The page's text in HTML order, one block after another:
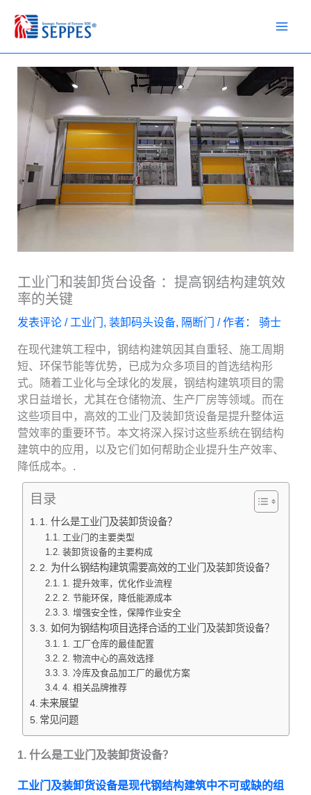
容
工业门和装卸货台设备 ：提高钢结构建筑效
率的关键
发表评论 / 工业门 , 装卸码头设备, 隔断门 / 作者： 骑士
在现代建筑工程中，钢结构建筑因其自重轻、施工周期
短、环保节能等优势，已成为众多项目的首选结构形
式。随着工业化与全球化的发展，钢结构建筑项目的需
求日益增长，尤其在仓储物流、生产厂房等领域。而在
这些项目中，高效的工业门及装卸货设备是提升整体运
营效率的重要环节。本文将深入探讨这些系统在钢结构
建筑中的应用，以及它们如何帮助企业提升生产效率、
降低成本。.
目录
1. 什么是工业门及装卸货设备？
工业门的主要类型
装卸货设备的主要构成
2. 为什么钢结构建筑需要高效的工业门及装卸货设备？
1. 提升效率，优化作业流程
2. 节能环保，降低能源成本
3. 增强安全性，保障作业安全
3. 如何为钢结构项目选择合适的工业门及装卸货设备？
1. 工厂仓库的最佳配置
2. 物流中心的高效选择
3. 冷库及食品加工厂的最优方案
4. 相关品牌推荐
未来展望
常见问题
1. 什么是工业门及装卸货设备？
工业门及装卸货设备是现代钢结构建筑中不可或缺的组